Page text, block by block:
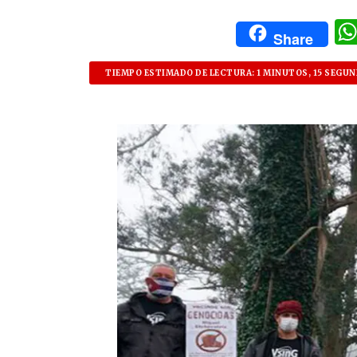
Share
TIEMPO ESTIMADO DE LECTURA: 1 MINUTOS, 15